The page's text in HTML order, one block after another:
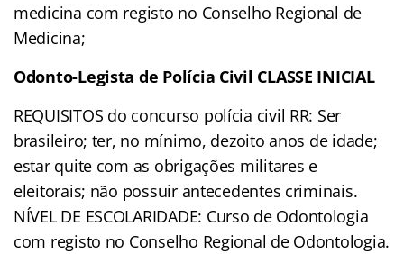
medicina com registo no Conselho Regional de
Medicina;
Odonto-Legista de Polícia Civil CLASSE INICIAL
REQUISITOS do concurso polícia civil RR: Ser
brasileiro; ter, no mínimo, dezoito anos de idade;
estar quite com as obrigações militares e
eleitorais; não possuir antecedentes criminais.
NÍVEL DE ESCOLARIDADE: Curso de Odontologia
com registo no Conselho Regional de Odontologia.